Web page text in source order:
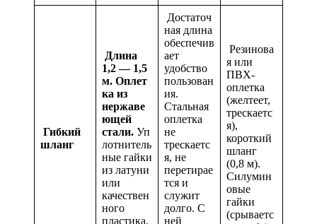
Гибкий
шланг
Длина
1,2 — 1,5
м. Оплет
ка из
нержаве
ющей
стали. Уп
лотнитель
ные гайки
из латуни
или
качествен
ного
пластика.
Достаточ
ная длина
обеспечив
ает
удобство
пользован
ия.
Стальная
оплетка
не
трескаетс
я, не
перетирае
тся и
служит
долго. С
ней
Резинова
я или
ПВХ-
оплетка
(желтеет,
трескаетс
я),
короткий
шланг
(0,8 м).
Силумин
овые
гайки
(срываетс